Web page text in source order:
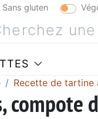
Sans gluten
Recette de tartine
compote